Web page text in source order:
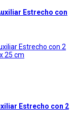
Estrecho con
Estrecho con 2